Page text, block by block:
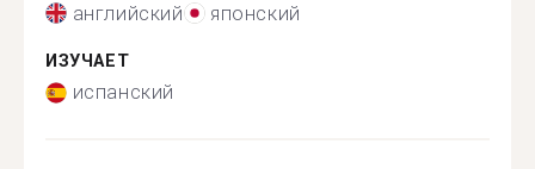
английский японский
ИЗУЧАЕТ
испанский